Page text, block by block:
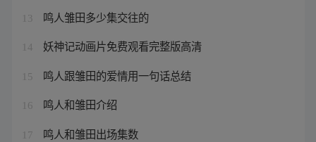
13 鸣人雏田多少集交往的
14 妖神记动画片免费观看完整版高清
15 鸣人跟雏田的爱情用一句话总结
16 鸣人和雏田介绍
17 鸣人和雏田出场集数